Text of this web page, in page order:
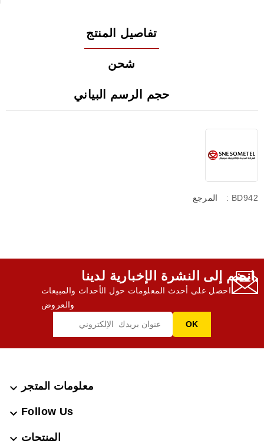
تفاصيل المنتج
شحن
حجم الرسم البياني
المرجع : BD942
انضم إلى النشرة الإخبارية لدينا,
احصل على أحدث المعلومات حول الأحداث والمبيعات
والعروض
معلومات المتجر 
Follow Us

المنتجات